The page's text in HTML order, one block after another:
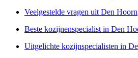
Veelgestelde vragen uit Den Hoorn
Beste kozijnenspecialist in Den
Uitgelichte kozijnspecialisten in